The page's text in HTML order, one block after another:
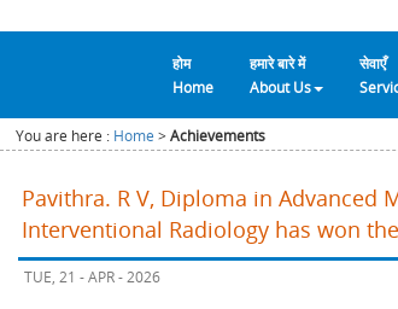
होम
Home
हमारे बारे में
About Us
सेवाएँ
You are here : Home >Achievements
Pavithra. R V, Diploma in Advanced
Interventional Radiology has won
TUE, 21 - APR - 2026